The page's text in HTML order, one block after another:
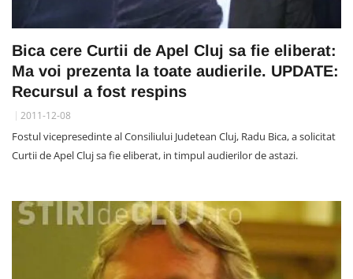
Bica cere Curtii de Apel Cluj sa fie eliberat:
Ma voi prezenta la toate audierile. UPDATE:
Recursul a fost respins
2011-12-08
Fostul vicepresedinte al Consiliului Judetean Cluj, Radu Bica, a solicitat
Curtii de Apel Cluj sa fie eliberat, in timpul audierilor de astazi.